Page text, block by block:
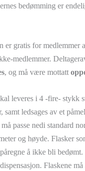
bedømming er
er gratis for medlemmer
medlemmer.
, og må være mottatt
leveres i 4 -fire- stykk
samt ledsages av et
passe nedi standard
og høyde. Flasker
å ikke bli
Flaskene